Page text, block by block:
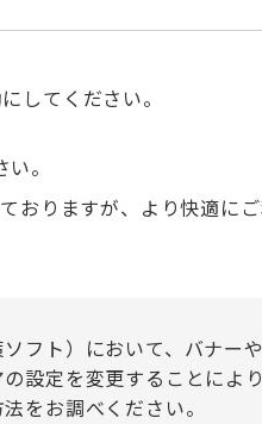
てください。
。
おりますが、より快適に
フト）において、バナー
設定を変更することによ
をお調べください。